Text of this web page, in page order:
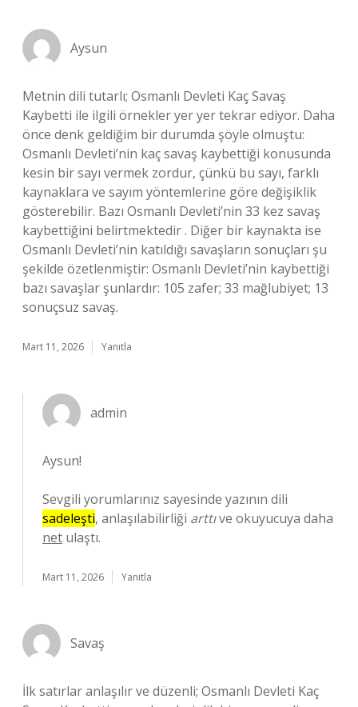
Aysun
Metnin dili tutarlı; Osmanlı Devleti Kaç Savaş
Kaybetti ile ilgili örnekler yer yer tekrar ediyor. Daha
önce denk geldiğim bir durumda şöyle olmuştu:
Osmanlı Devleti’nin kaç savaş kaybettiği konusunda
kesin bir sayı vermek zordur, çünkü bu sayı, farklı
kaynaklara ve sayım yöntemlerine göre değişiklik
gösterebilir. Bazı Osmanlı Devleti’nin 33 kez savaş
kaybettiğini belirtmektedir . Diğer bir kaynakta ise
Osmanlı Devleti’nin katıldığı savaşların sonuçları şu
şekilde özetlenmiştir: Osmanlı Devleti’nin kaybettiği
bazı savaşlar şunlardır: 105 zafer; 33 mağlubiyet; 13
sonuçsuz savaş.
Mart 11, 2026 Yanıtla
admin
Aysun!
Sevgili yorumlarınız sayesinde yazının dili
sadeleşti, anlaşılabilirliği arttıve okuyucuya daha
net ulaştı.
Mart 11, 2026 Yanıtla
Savaş
İlk satırlar anlaşılır ve düzenli; Osmanlı Devleti Kaç